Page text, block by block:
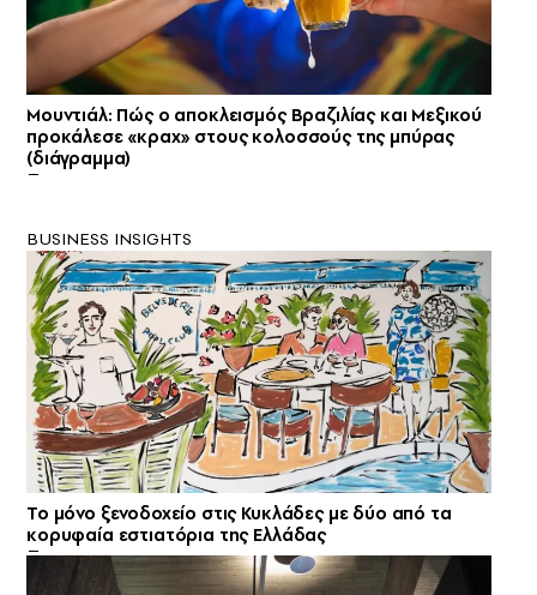
Μουντιάλ: Πώς ο αποκλεισμός Βραζιλίας και Μεξικού
προκάλεσε «κραχ» στους κολοσσούς της μπύρας
(διάγραμμα)
BUSINESS INSIGHTS
Το μόνο ξενοδοχείο στις Κυκλάδες με δύο από τα
κορυφαία εστιατόρια της Ελλάδας